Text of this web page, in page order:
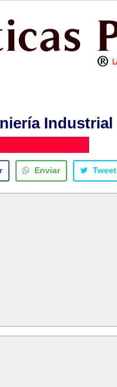
Industrial
Enviar Tweet